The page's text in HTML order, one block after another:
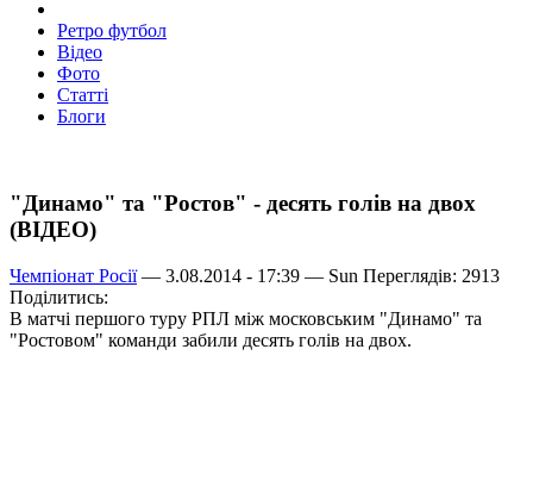
Ретро футбол
Відео
Фото
Статті
Блоги
"Динамо" та "Ростов" - десять голів на двох
(ВІДЕО)
Чемпіонат Росії— 3.08.2014 - 17:39 — Sun Переглядів: 2913
Поділитись:
В матчі першого туру РПЛ між московським "Динамо" та
"Ростовом" команди забили десять голів на двох.